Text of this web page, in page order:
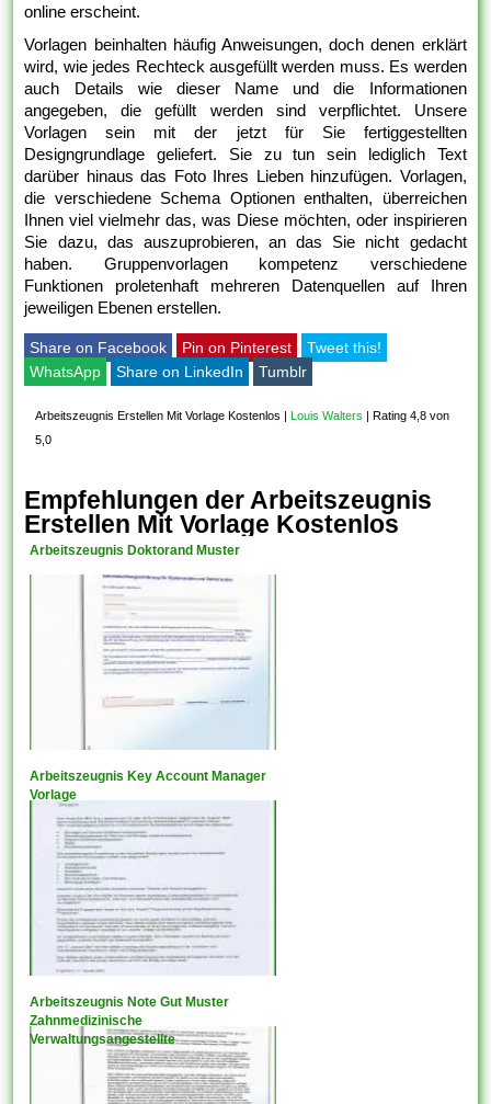
online erscheint.
Vorlagen beinhalten häufig Anweisungen, doch denen erklärt
wird, wie jedes Rechteck ausgefüllt werden muss. Es werden
auch Details wie dieser Name und die Informationen
angegeben, die gefüllt werden sind verpflichtet. Unsere
Vorlagen sein mit der jetzt für Sie fertiggestellten
Designgrundlage geliefert. Sie zu tun sein lediglich Text
darüber hinaus das Foto Ihres Lieben hinzufügen. Vorlagen,
die verschiedene Schema Optionen enthalten, überreichen
Ihnen viel vielmehr das, was Diese möchten, oder inspirieren
Sie dazu, das auszuprobieren, an das Sie nicht gedacht
haben. Gruppenvorlagen kompetenz verschiedene
Funktionen proletenhaft mehreren Datenquellen auf Ihren
jeweiligen Ebenen erstellen.
Share on Facebook Pin on Pinterest
Tweet this!
WhatsApp
Share on LinkedIn Tumblr
Arbeitszeugnis Erstellen Mit Vorlage Kostenlos | Louis Walters |Rating 4,8 von
5,0
Empfehlungen der Arbeitszeugnis
Erstellen Mit Vorlage Kostenlos
Arbeitszeugnis Doktorand Muster
Arbeitszeugnis Key Account Manager
Vorlage
Arbeitszeugnis Note Gut Muster
Zahnmedizinische
Verwaltungsangestellte